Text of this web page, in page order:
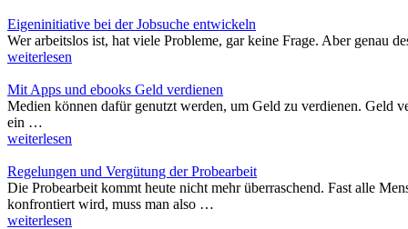
Eigeninitiative bei der Jobsuche entwickeln
Wer arbeitslos ist, hat viele Probleme, gar keine Frage. Aber genau
weiterlesen
Mit Apps und ebooks Geld verdienen
Medien können dafür genutzt werden, um Geld zu verdienen. Geld
ein …
weiterlesen
Regelungen und Vergütung der Probearbeit
Die Probearbeit kommt heute nicht mehr überraschend. Fast alle
konfrontiert wird, muss man also …
weiterlesen